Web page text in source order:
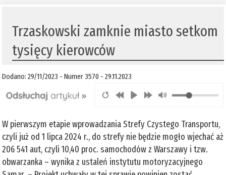
Trzaskowski zamknie miasto setkom
tysięcy kierowców
Dodano: 29/11/2023 - Numer 3570 - 29.11.2023
W pierwszym etapie wprowadzania Strefy Czystego Transportu,
czyli już od 1 lipca 2024 r., do strefy nie będzie mogło wjechać aż
206 541 aut, czyli 10,40 proc. samochodów z Warszawy i tzw.
obwarzanka – wynika z ustaleń instytutu motoryzacyjnego